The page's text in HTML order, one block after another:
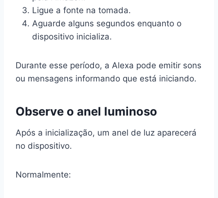
Ligue a fonte na tomada.
Aguarde alguns segundos enquanto o
dispositivo inicializa.
Durante esse período, a Alexa pode emitir sons
ou mensagens informando que está iniciando.
Observe o anel luminoso
Após a inicialização, um anel de luz aparecerá
no dispositivo.
Normalmente: